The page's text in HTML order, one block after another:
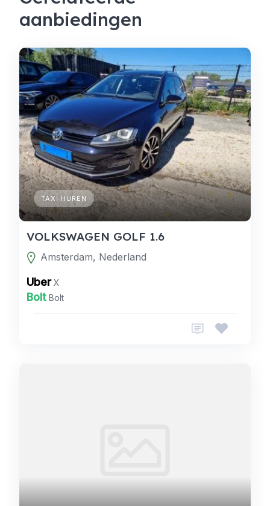
aanbiedingen
TAXI HUREN
VOLKSWAGEN GOLF 1.6
Amsterdam, Nederland
UberX
Bolt Bolt